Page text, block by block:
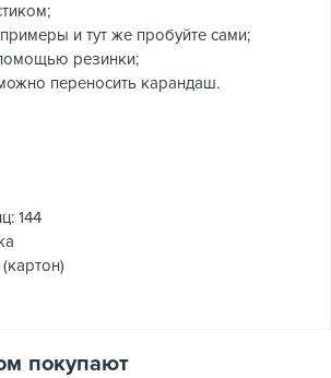
и тут же пробуйте сами;
резинки;
переносить карандаш.
144
покупают